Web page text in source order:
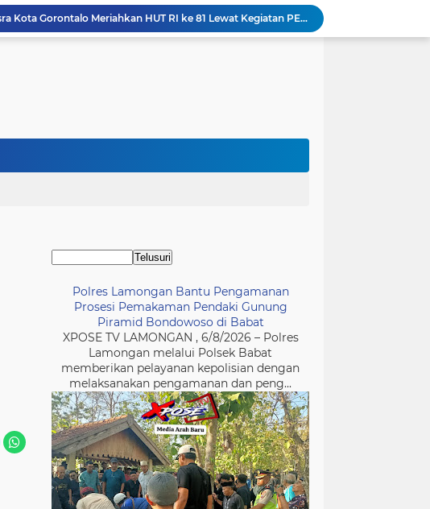
MTs Al Yusra Kota Gorontalo Meriahkan HUT RI ke 81 Lewat Kegiatan PERMADANI
Laporan Dugaan Pungli Kepala Desa Brengkok Brondong Resmi Diterima Kejari Lamongan
Polres Lamongan Bantu Pengamanan Prosesi Pemakaman Pendaki Gunung Piramid Bondowoso di Babat
Polres Lamongan Bantu Pengamanan
Prosesi Pemakaman Pendaki Gunung
Piramid Bondowoso di Babat
XPOSE TV LAMONGAN , 6/8/2026 – Polres
Lamongan melalui Polsek Babat
memberikan pelayanan kepolisian dengan
melaksanakan pengamanan dan peng...